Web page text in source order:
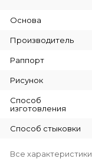
Основа
Производитель
Раппорт
Рисунок
Способ
изготовления
Способ стыковки
Все характеристики